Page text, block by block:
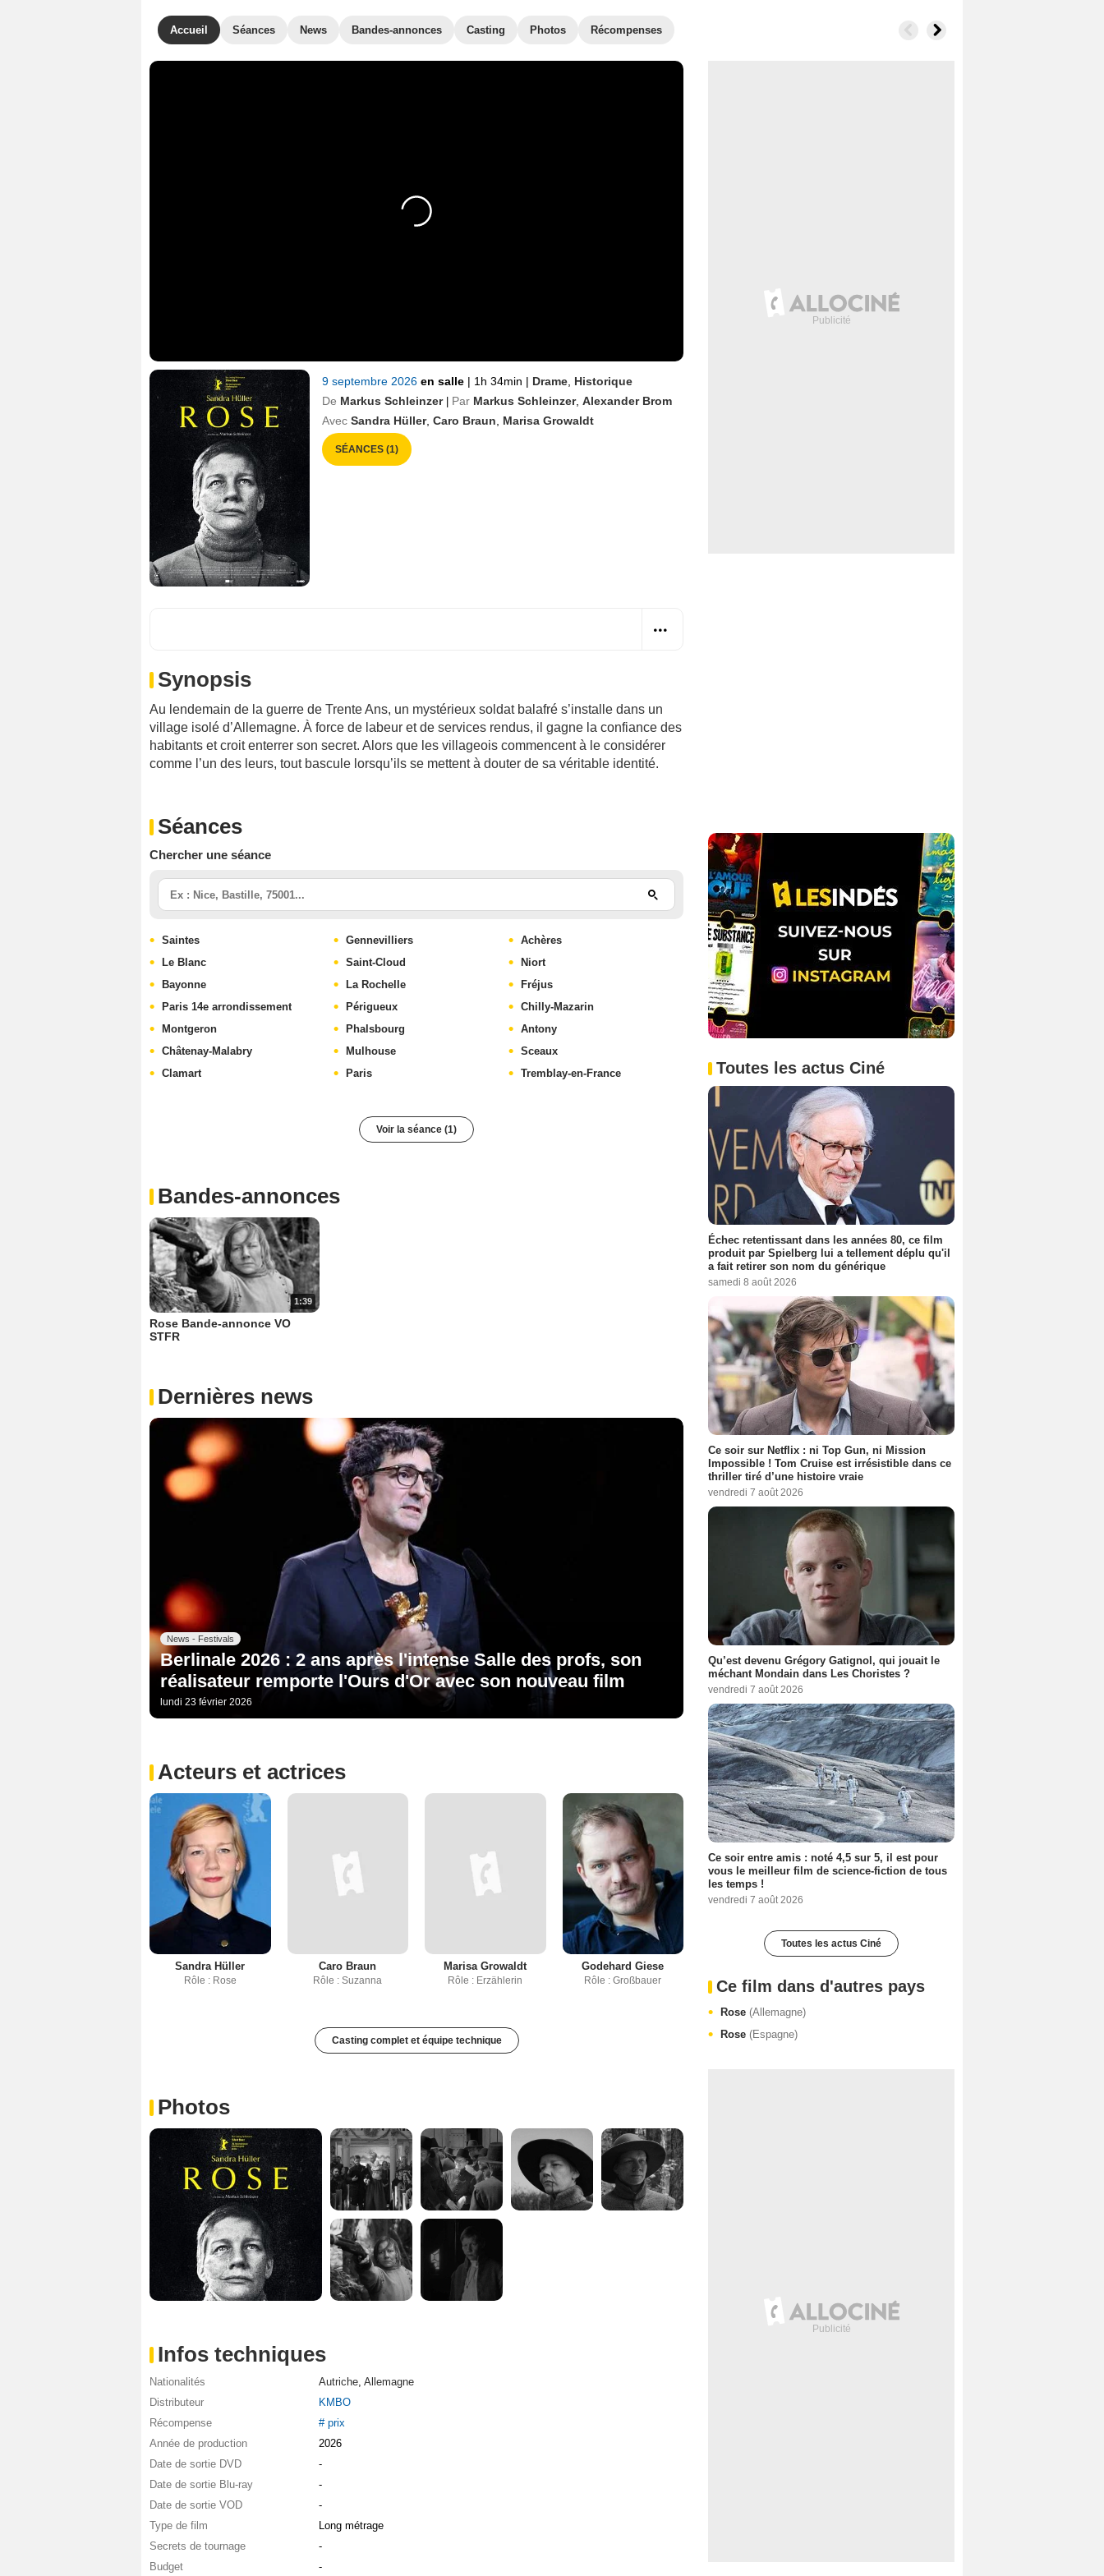
Accueil Séances News Bandes-annonces Casting Photos Récompenses
9 septembre 2026 en salle | 1h 34min | Drame Historique
De Markus Schleinzer | Par Markus Schleinzer, Alexander Brom
Avec Sandra Hüller, Caro Braun Marisa Growaldt
SÉANCES (1)
Synopsis
Au lendemain de la guerre de Trente Ans, un mystérieux soldat balafré s’installe dans un
village isolé d’Allemagne. À force de labeur et de services rendus, il gagne la confiance des
habitants et croit enterrer son secret. Alors que les villageois commencent à le considérer
comme l’un des leurs, tout bascule lorsqu’ils se mettent à douter de sa véritable identité.
Séances
Chercher une séance
Saintes
Le Blanc
Bayonne
Paris 14e arrondissement
Montgeron
Châtenay-Malabry
Clamart
Gennevilliers
Saint-Cloud
La Rochelle
Périgueux
Phalsbourg
Mulhouse
Paris
Achères
Niort
Fréjus
Chilly-Mazarin
Antony
Sceaux
Tremblay-en-France
Voir la séance (1)
Bandes-annonces
1:39
Rose Bande-annonce VO
STFR
Dernières news
News - Festivals
Berlinale 2026 : 2 ans après l'intense Salle des profs, son
réalisateur remporte l'Ours d'Or avec son nouveau film
lundi 23 février 2026
Acteurs et actrices
Sandra Hüller
Rôle : Rose
Caro Braun
Rôle : Suzanna
Marisa Growaldt
Rôle : Erzählerin
Godehard Giese
Rôle : Großbauer
Casting complet et équipe technique
Photos
Infos techniques
Nationalités Autriche, Allemagne
Distributeur
KMBO
Récompense
# prix
Année de production
2026
Date de sortie DVD
-
Date de sortie Blu-ray
-
Date de sortie VOD
-
Type de film
Long métrage
Secrets de tournage
-
Budget
-
Toutes les actus Ciné
Échec retentissant dans les années 80, ce film
produit par Spielberg lui a tellement déplu qu'il
a fait retirer son nom du générique
samedi 8 août 2026
Ce soir sur Netflix : ni Top Gun, ni Mission
Impossible ! Tom Cruise est irrésistible dans ce
thriller tiré d’une histoire vraie
vendredi 7 août 2026
Qu’est devenu Grégory Gatignol, qui jouait le
méchant Mondain dans Les Choristes ?
vendredi 7 août 2026
Ce soir entre amis : noté 4,5 sur 5, il est pour
vous le meilleur film de science-fiction de tous
les temps !
vendredi 7 août 2026
Toutes les actus Ciné
Ce film dans d'autres pays
Rose (Allemagne)
Rose (Espagne)